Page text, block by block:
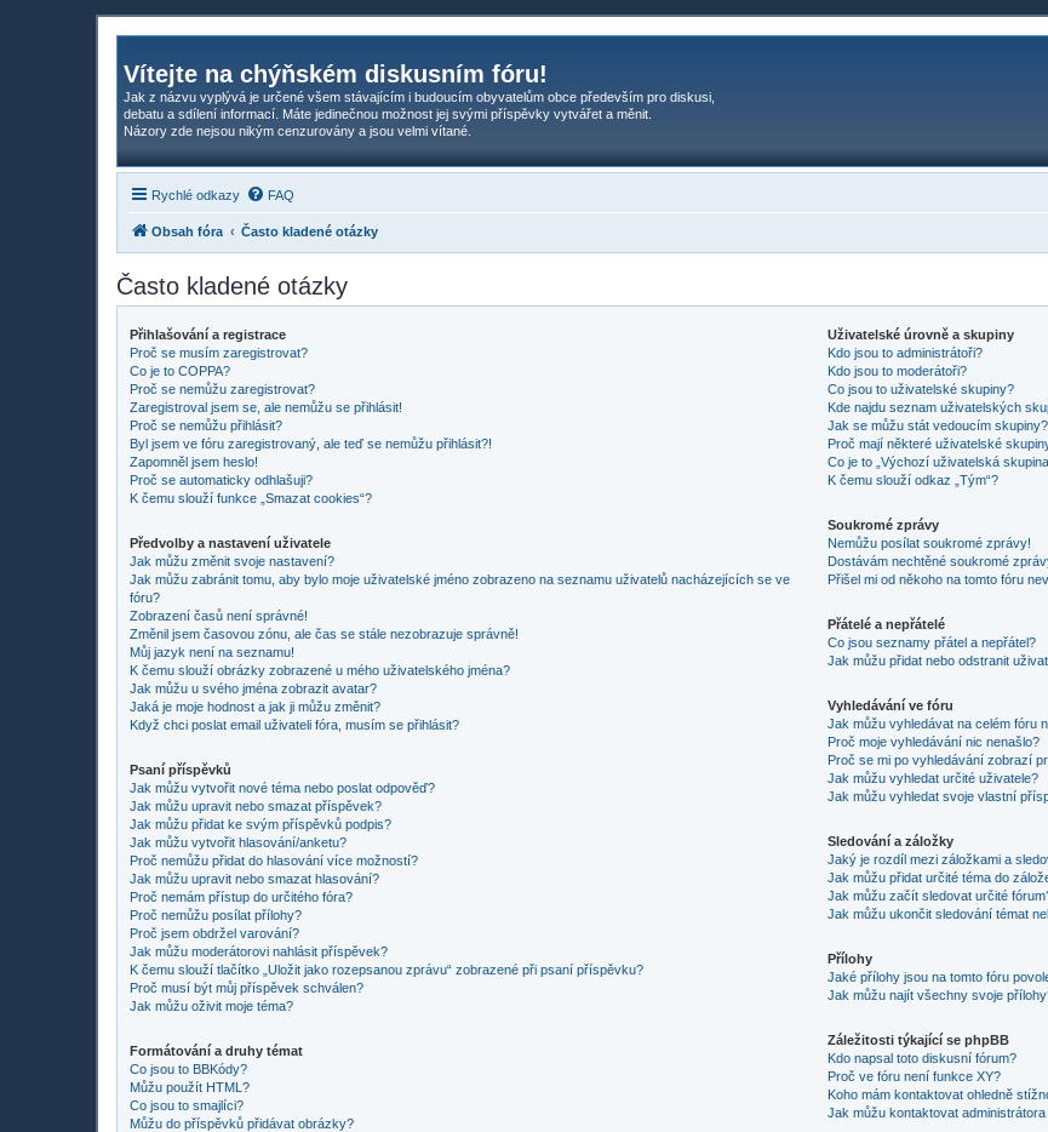
Vítejte na chýňském diskusním fóru!
Jak z názvu vyplývá je určené všem stávajícím i budoucím obyvatelům obce především pro diskusi,
debatu a sdílení informací. Máte jedinečnou možnost jej svými příspěvky vytvářet a měnit.
Názory zde nejsou nikým cenzurovány a jsou velmi vítané.
Rychlé odkazy FAQ
Obsah fóra Často kladené otázky
Často kladené otázky
Přihlašování a registrace
Proč se musím zaregistrovat?
Co je to COPPA?
Proč se nemůžu zaregistrovat?
Zaregistroval jsem se, ale nemůžu se přihlásit!
Proč se nemůžu přihlásit?
Byl jsem ve fóru zaregistrovaný, ale teď se nemůžu přihlásit?!
Zapomněl jsem heslo!
Proč se automaticky odhlašuji?
K čemu slouží funkce „Smazat cookies“?
Předvolby a nastavení uživatele
Jak můžu změnit svoje nastavení?
Jak můžu zabránit tomu, aby bylo moje uživatelské jméno zobrazeno na seznamu uživatelů nacházejících se ve
fóru?
Zobrazení časů není správné!
Změnil jsem časovou zónu, ale čas se stále nezobrazuje správně!
Můj jazyk není na seznamu!
K čemu slouží obrázky zobrazené u mého uživatelského jména?
Jak můžu u svého jména zobrazit avatar?
Jaká je moje hodnost a jak ji můžu změnit?
Když chci poslat email uživateli fóra, musím se přihlásit?
Psaní příspěvků
Jak můžu vytvořit nové téma nebo poslat odpověď?
Jak můžu upravit nebo smazat příspěvek?
Jak můžu přidat ke svým příspěvků podpis?
Jak můžu vytvořit hlasování/anketu?
Proč nemůžu přidat do hlasování více možností?
Jak můžu upravit nebo smazat hlasování?
Proč nemám přístup do určitého fóra?
Proč nemůžu posílat přílohy?
Proč jsem obdržel varování?
Jak můžu moderátorovi nahlásit příspěvek?
K čemu slouží tlačítko „Uložit jako rozepsanou zprávu“ zobrazené při psaní příspěvku?
Proč musí být můj příspěvek schválen?
Jak můžu oživit moje téma?
Formátování a druhy témat
Co jsou to BBKódy?
Můžu použít HTML?
Co jsou to smajlíci?
Můžu do příspěvků přidávat obrázky?
Uživatelské úrovně a skupiny
Kdo jsou to administrátoři?
Kdo jsou to moderátoři?
Co jsou to uživatelské skupiny?
Kde najdu seznam uživatelských
Jak se můžu stát vedoucím skupiny?
Proč mají některé uživatelské
Co je to „Výchozí uživatelská
K čemu slouží odkaz „Tým“?
Soukromé zprávy
Nemůžu posílat soukromé zprávy!
Dostávám nechtěné soukromé
Přišel mi od někoho na tomto fóru
Přátelé a nepřátelé
Co jsou seznamy přátel a nepřátel?
Jak můžu přidat nebo odstranit
Vyhledávání ve fóru
Jak můžu vyhledávat na celém fóru
Proč moje vyhledávání nic nenašlo?
Proč se mi po vyhledávání zobrazí
Jak můžu vyhledat určité uživatele?
Jak můžu vyhledat svoje vlastní
Sledování a záložky
Jaký je rozdíl mezi záložkami a
Jak můžu přidat určité téma do
Jak můžu začít sledovat určité
Jak můžu ukončit sledování témat
Přílohy
Jaké přílohy jsou na tomto fóru
Jak můžu najít všechny svoje
Záležitosti týkající se phpBB
Kdo napsal toto diskusní fórum?
Proč ve fóru není funkce XY?
Koho mám kontaktovat ohledně
Jak můžu kontaktovat administrátora